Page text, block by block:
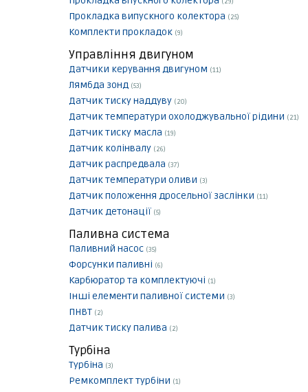
Прокладка випускного колектора (25)
Комплекти прокладок (9)
Управління двигуном
Датчики керування двигуном (11)
Лямбда зонд (53)
Датчик тиску наддуву (20)
Датчик температури охолоджувальної рідини (21)
Датчик тиску масла (19)
Датчик колінвалу (26)
Датчик распредвала (37)
Датчик температури оливи (3)
Датчик положення дросельної заслінки (11)
Датчик детонації (5)
Паливна система
Паливний насос (35)
Форсунки паливні (6)
Карбюратор та комплектуючі (1)
Інші елементи паливної системи (3)
ПНВТ (2)
Датчик тиску палива (2)
Турбіна
Турбіна (3)
Ремкомплект турбіни (1)